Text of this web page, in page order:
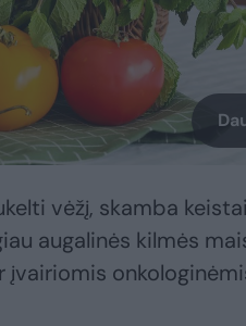
vėžį, skamba
augalinės kilmės
įvairiomis